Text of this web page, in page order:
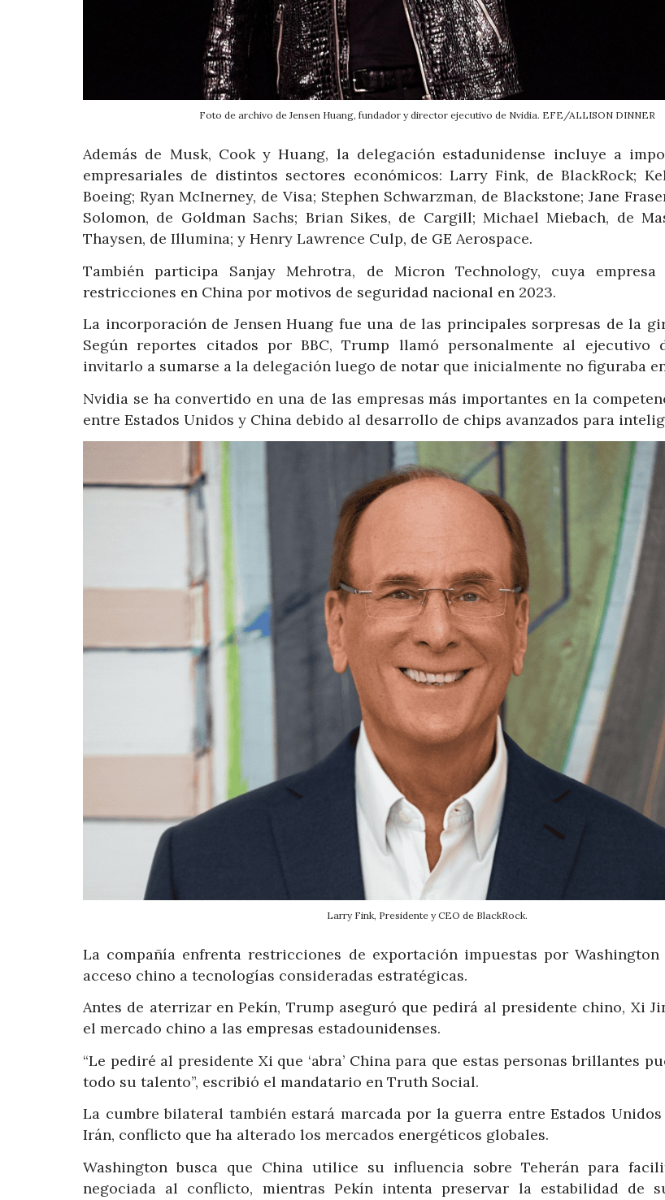
Foto de archivo de Jensen Huang, fundador y director ejecutivo de Nvidia. EFE/ALLISON DINNER
Además de Musk, Cook y Huang, la delegación estadunidense incluye a
empresariales de distintos sectores económicos: Larry Fink, de BlackRock;
Boeing; Ryan McInerney, de Visa; Stephen Schwarzman, de Blackstone; Jane
Solomon, de Goldman Sachs; Brian Sikes, de Cargill; Michael Miebach, de
Thaysen, de Illumina; y Henry Lawrence Culp, de GE Aerospace.
También participa Sanjay Mehrotra, de Micron Technology, cuya
restricciones en China por motivos de seguridad nacional en 2023.
La incorporación de Jensen Huang fue una de las principales sorpresas de la
Según reportes citados por BBC, Trump llamó personalmente al ejecutivo
invitarlo a sumarse a la delegación luego de notar que inicialmente no figuraba
Nvidia se ha convertido en una de las empresas más importantes en la
entre Estados Unidos y China debido al desarrollo de chips avanzados para
Larry Fink, Presidente y CEO de BlackRock.
La compañía enfrenta restricciones de exportación impuestas por
acceso chino a tecnologías consideradas estratégicas.
Antes de aterrizar en Pekín, Trump aseguró que pedirá al presidente chino, Xi
el mercado chino a las empresas estadounidenses.
“Le pediré al presidente Xi que ‘abra’ China para que estas personas brillantes
todo su talento”, escribió el mandatario en Truth Social.
La cumbre bilateral también estará marcada por la guerra entre Estados
Irán, conflicto que ha alterado los mercados energéticos globales.
Washington busca que China utilice su influencia sobre Teherán para
negociada al conflicto, mientras Pekín intenta preservar la estabilidad de